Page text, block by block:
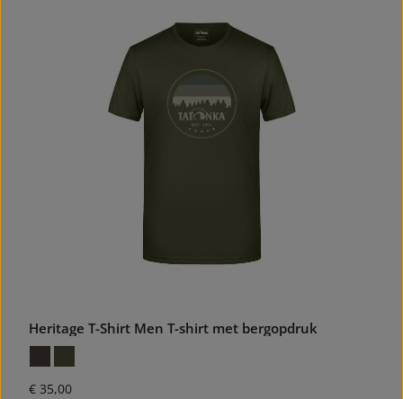
Heritage T-Shirt Men T-shirt met bergopdruk
Normale prijs:
€ 35,00